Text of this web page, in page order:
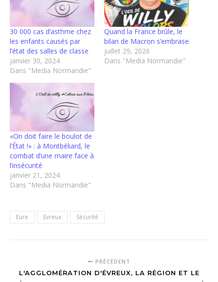
30 000 cas d’asthme chez
les enfants causés par
l’état des salles de classe
janvier 30, 2024
Dans "Media Normandie"
Quand la France brûle, le
bilan de Macron s’embrase
juillet 29, 2026
Dans "Media Normandie"
«On doit faire le boulot de
l’État !» : à Montbéliard, le
combat d’une maire face à
l’insécurité
janvier 21, 2024
Dans "Media Normandie"
Eure Evreux Sécurité
PRÉCÉDENT
L'AGGLOMÉRATION D'ÉVREUX, LA RÉGION ET LE